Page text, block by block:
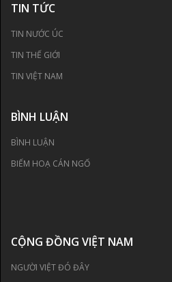
TIN TỨC
TIN NƯỚC ÚC
TIN THẾ GIỚI
TIN VIỆT NAM
BÌNH LUẬN
BÌNH LUẬN
BIẾM HOẠ CÁN NGỐ
CỘNG ĐỒNG VIỆT NAM
NGƯỜI VIỆT ĐÓ ĐÂY